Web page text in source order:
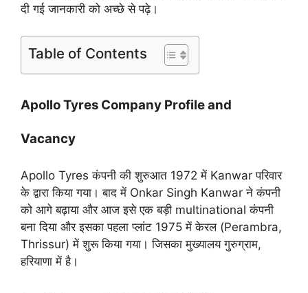
दी गई जानकारी को अच्छे से पढ़े।
Table of Contents
Apollo Tyres Company Profile and
Vacancy
Apollo Tyres कंपनी की शुरुआत 1972 में Kanwar परिवार
के द्वारा किया गया। बाद में Onkar Singh Kanwar ने कंपनी
को आगे बढ़ाया और आज इसे एक बड़ी multinational कंपनी
बना दिया और इसका पहला प्लांट 1975 में केरल (Perambra,
Thrissur) में शुरू किया गया। जिसका मुख्यालय गुरुग्राम,
हरियाणा में है।